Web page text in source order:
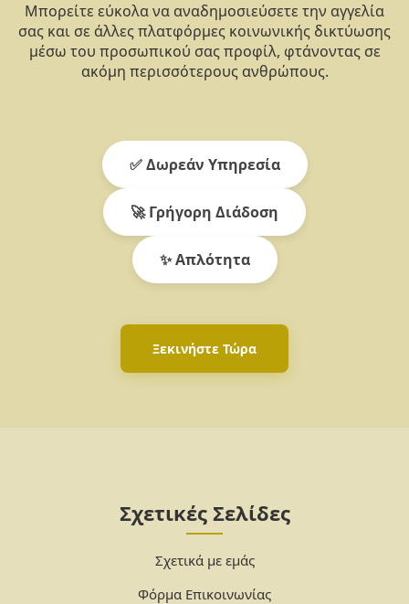
Μπορείτε εύκολα να αναδημοσιεύσετε την αγγελία
σας και σε άλλες πλατφόρμες κοινωνικής δικτύωσης
μέσω του προσωπικού σας προφίλ, φτάνοντας σε
ακόμη περισσότερους ανθρώπους.
✅ Δωρεάν Υπηρεσία
🚀 Γρήγορη Διάδοση
✨ Απλότητα
Ξεκινήστε Τώρα
Σχετικές Σελίδες
Σχετικά με εμάς
Φόρμα Επικοινωνίας